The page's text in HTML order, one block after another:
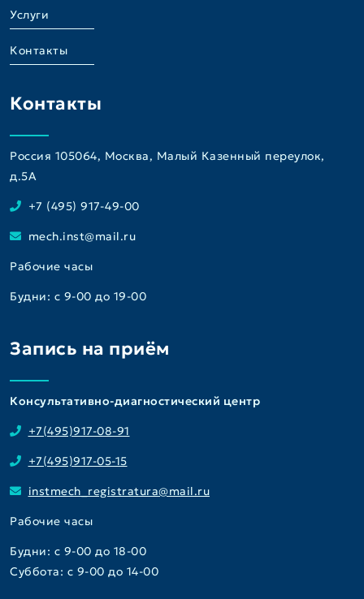
Услуги
Контакты
Контакты
Россия 105064, Москва, Малый Казенный переулок,
д.5A
+7 (495) 917-49-00
mech.inst@mail.ru
Рабочие часы
Будни: с 9-00 до 19-00
Запись на приём
Консультативно-диагностический центр
+7(495)917-08-91
+7(495)917-05-15
instmech_registratura@mail.ru
Рабочие часы
Будни: с 9-00 до 18-00
Суббота: с 9-00 до 14-00